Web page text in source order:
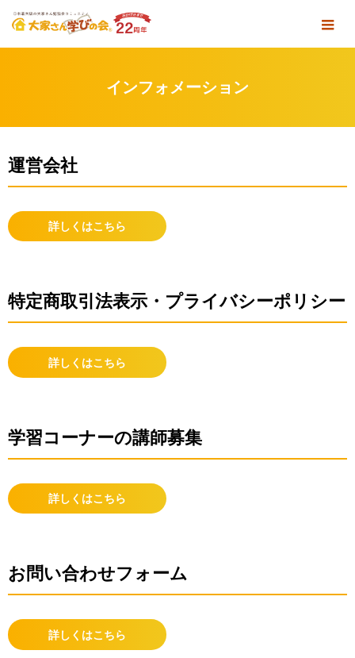
インフォメーション
運営会社
詳しくはこちら
特定商取引法表示・プライバシーポリシー
詳しくはこちら
学習コーナーの講師募集
詳しくはこちら
お問い合わせフォーム
詳しくはこちら